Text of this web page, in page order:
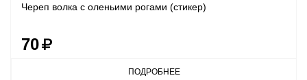
Череп волка с оленьими рогами (стикер)
70
ПОДРОБНЕЕ